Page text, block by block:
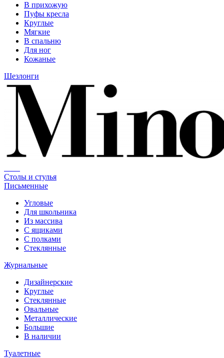
В прихожую
Пуфы кресла
Круглые
Мягкие
В спальню
Для ног
Кожаные
Шезлонги
Столы и стулья
Письменные
Угловые
Для школьника
Из массива
С ящиками
С полками
Стеклянные
Журнальные
Дизайнерские
Круглые
Стеклянные
Овальные
Металлические
Большие
В наличии
Туалетные